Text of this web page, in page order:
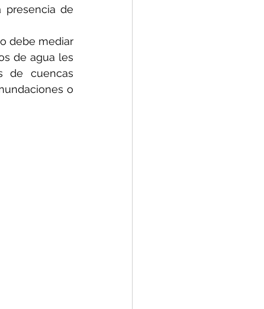
presencia de
debe mediar
de agua les
de cuencas
o